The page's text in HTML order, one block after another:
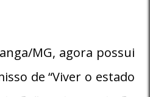
MG, agora possui
de “Viver o estado